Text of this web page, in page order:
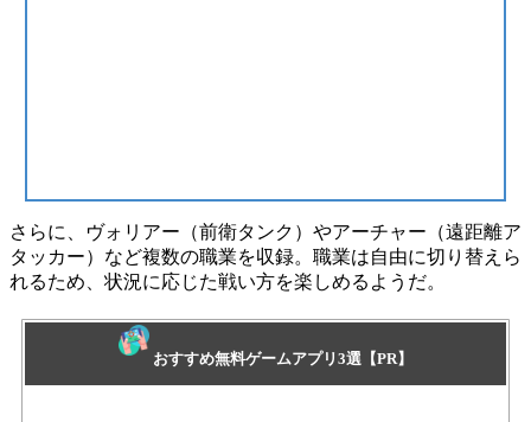
さらに、ヴォリアー（前衛タンク）やアーチャー（遠距離ア
タッカー）など複数の職業を収録。職業は自由に切り替えら
れるため、状況に応じた戦い方を楽しめるようだ。
おすすめ無料ゲームアプリ3選【PR】